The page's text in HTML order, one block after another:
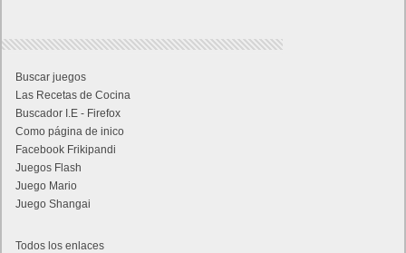
Buscar juegos
Las Recetas de Cocina
Buscador I.E - Firefox
Como página de inico
Facebook Frikipandi
Juegos Flash
Juego Mario
Juego Shangai
Todos los enlaces